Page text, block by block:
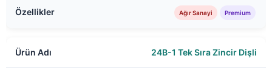
Ağır Sanayi Premium
24B-1 Tek Sıra Zincir Dişli